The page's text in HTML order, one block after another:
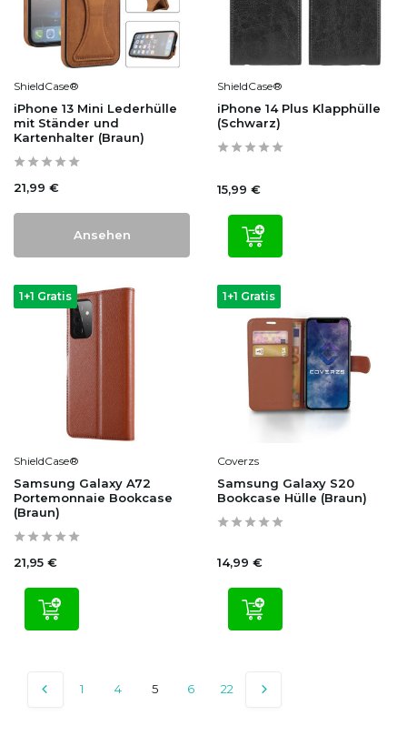
ShieldCase®
iPhone 13 Mini Lederhülle
mit Ständer und
Kartenhalter (Braun)
21,99 €
Ansehen
ShieldCase®
iPhone 14 Plus Klapphülle
(Schwarz)
15,99 €
1+1 Gratis
ShieldCase®
Samsung Galaxy A72
Portemonnaie Bookcase
(Braun)
21,95 €
1+1 Gratis
Coverzs
Samsung Galaxy S20
Bookcase Hülle (Braun)
14,99 €
1 4 5 6 22